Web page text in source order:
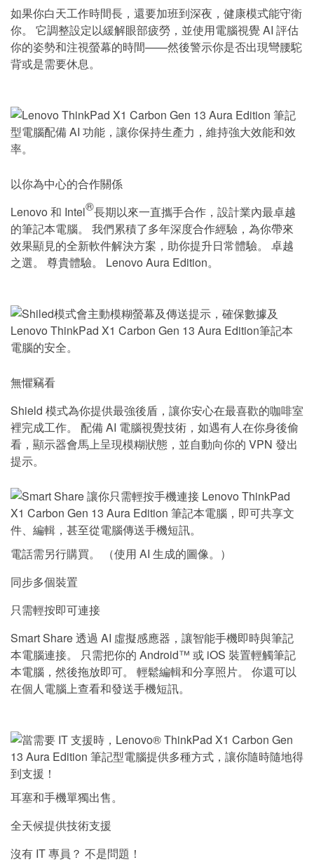
如果你白天工作時間長，還要加班到深夜，健康模式能守衛
你。 它調整設定以緩解眼部疲勞，並使用電腦視覺 AI 評估
你的姿勢和注視螢幕的時間——然後警示你是否出現彎腰駝
背或是需要休息。
以你為中心的合作關係
Lenovo 和 Intel®長期以來一直攜手合作，設計業內最卓越
的筆記本電腦。 我們累積了多年深度合作經驗，為你帶來
效果顯見的全新軟件解決方案，助你提升日常體驗。 卓越
之選。 尊貴體驗。 Lenovo Aura Edition。
無懼竊看
Shield 模式為你提供最強後盾，讓你安心在最喜歡的咖啡室
裡完成工作。 配備 AI 電腦視覺技術，如遇有人在你身後偷
看，顯示器會馬上呈現模糊狀態，並自動向你的 VPN 發出
提示。
電話需另行購買。 （使用 AI 生成的圖像。）
同步多個裝置
只需輕按即可連接
Smart Share 透過 AI 虛擬感應器，讓智能手機即時與筆記
本電腦連接。 只需把你的 Android™ 或 iOS 裝置輕觸筆記
本電腦，然後拖放即可。 輕鬆編輯和分享照片。 你還可以
在個人電腦上查看和發送手機短訊。
耳塞和手機單獨出售。
全天候提供技術支援
沒有 IT 專員？ 不是問題！